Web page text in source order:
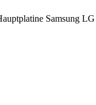
Samsung